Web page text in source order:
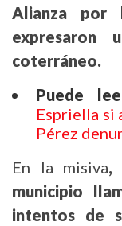
Alianza por
expresaron
coterráneo.
Puede
Espriella si
Pérez
En la misiva,
municipio
intentos de